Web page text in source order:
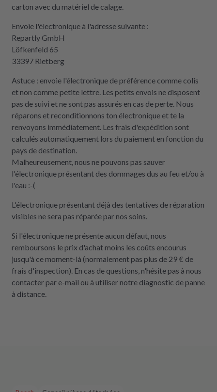
carton avec du matériel de calage.
Envoie l'électronique à l'adresse suivante :
Repartly GmbH
Löfkenfeld 65
33397 Rietberg
Astuce : envoie l'électronique de préférence comme colis
et non comme petite lettre. Les petits envois ne disposent
pas de suivi et ne sont pas assurés en cas de perte. Nous
réparons et reconditionnons ton électronique et te la
renvoyons immédiatement. Les frais d'expédition sont
calculés automatiquement lors du paiement en fonction du
pays de destination.
Malheureusement, nous ne pouvons pas sauver
l'électronique présentant des dommages dus au feu et/ou à
l'eau :-(
L'électronique présentant déjà des tentatives de réparation
visibles ne sera pas réparée par nos soins.
Si l'électronique ne présente aucun défaut, nous
remboursons le prix d'achat moins les coûts encourus
jusqu'à ce moment-là (normalement pas plus de 29 € de
frais d'inspection). En cas de questions, n'hésite pas à nous
contacter par e-mail ou à utiliser notre diagnostic de panne
à distance.